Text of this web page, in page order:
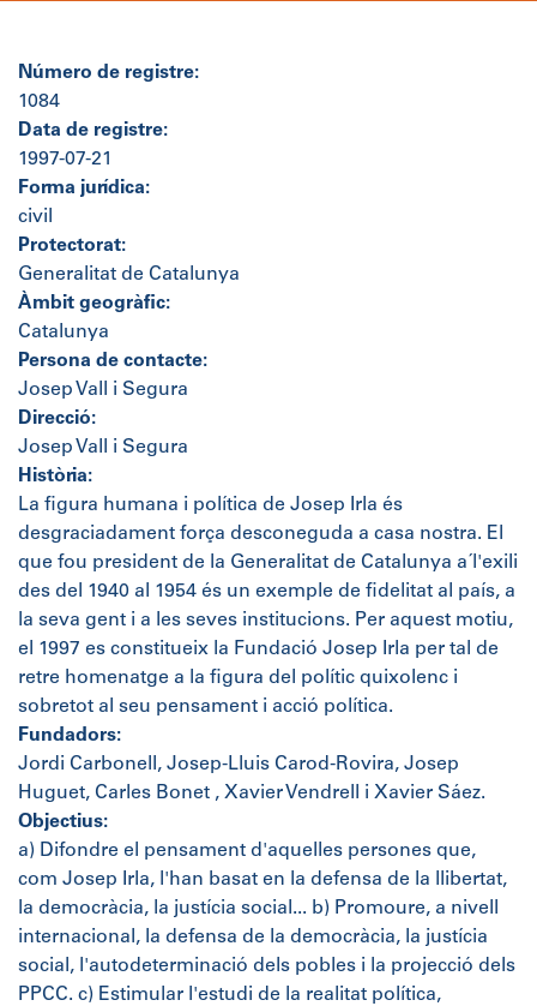
Número de registre:
1084
Data de registre:
1997-07-21
Forma jurídica:
civil
Protectorat:
Generalitat de Catalunya
Àmbit geogràfic:
Catalunya
Persona de contacte:
Josep Vall i Segura
Direcció:
Josep Vall i Segura
Història:
La figura humana i política de Josep Irla és
desgraciadament força desconeguda a casa nostra. El
que fou president de la Generalitat de Catalunya a´l'exili
des del 1940 al 1954 és un exemple de fidelitat al país, a
la seva gent i a les seves institucions. Per aquest motiu,
el 1997 es constitueix la Fundació Josep Irla per tal de
retre homenatge a la figura del polític quixolenc i
sobretot al seu pensament i acció política.
Fundadors:
Jordi Carbonell, Josep-Lluis Carod-Rovira, Josep
Huguet, Carles Bonet , Xavier Vendrell i Xavier Sáez.
Objectius:
a) Difondre el pensament d'aquelles persones que,
com Josep Irla, l'han basat en la defensa de la llibertat,
la democràcia, la justícia social... b) Promoure, a nivell
internacional, la defensa de la democràcia, la justícia
social, l'autodeterminació dels pobles i la projecció dels
PPCC. c) Estimular l'estudi de la realitat política,